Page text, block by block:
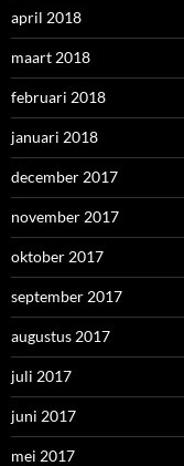
april 2018
maart 2018
februari 2018
januari 2018
december 2017
november 2017
oktober 2017
september 2017
augustus 2017
juli 2017
juni 2017
mei 2017